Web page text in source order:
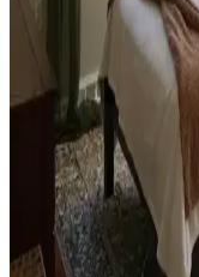
aksesuar seçimiyle
ahşap dolap, teal rengini
Yan Sehpa
Dekorasyon
Yan sehpa boyamada
açısından önemlidir.
görünümü
Ev Kütüphanesi
Konforun Dengeli